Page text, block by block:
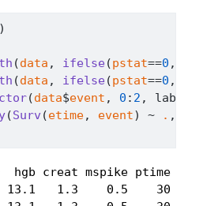
)
(data , ifelse(pstat==0 ,
(data , ifelse(pstat==0 ,
(data$event , 0 : 2 , labels
(Surv (etime, event) ~ . ,
hgb creat mspike ptime
13.1   1.3    0.5    30